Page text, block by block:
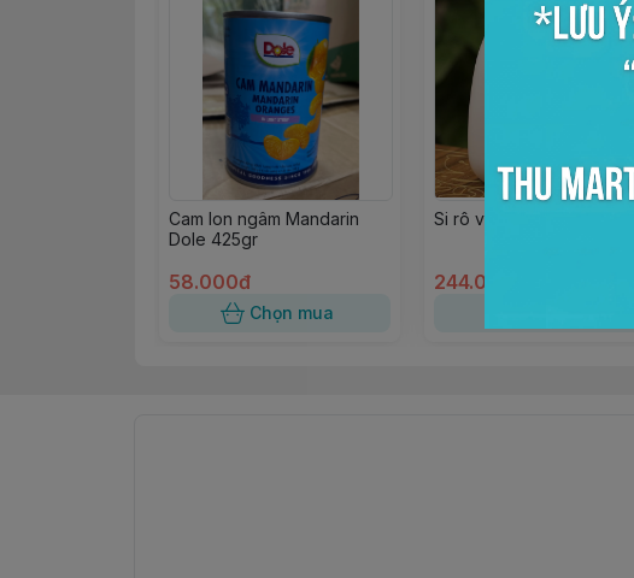
Cam lon ngâm Mandarin
Dole 425gr
58.000đ
Chọn mua
Si rô vải Wing 2.5kg
244.000đ